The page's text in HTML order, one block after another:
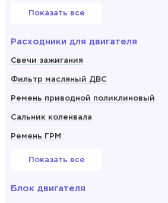
Показать все
Расходники для двигателя
Свечи зажигания
Фильтр масляный ДВС
Ремень приводной поликлиновый
Сальник коленвала
Ремень ГРМ
Показать все
Блок двигателя